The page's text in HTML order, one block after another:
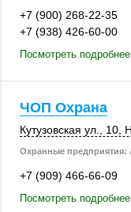
+7 (900) 268-22-35
+7 (938) 426-60-00
Посмотреть
ЧОП Охрана
Кутузовская ул., 10
Охранные предприятия:
+7 (909) 466-66-09
Посмотреть